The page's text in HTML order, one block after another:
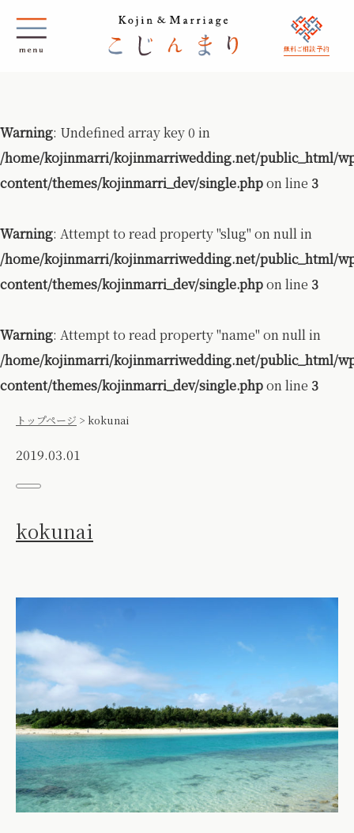
無料ご相談 予約
Warning: Undefined array key 0 in
/home/kojinmarri/kojinmarriwedding.net/public_html/
content/themes/kojinmarri_dev/single.phpon line 3
Warning: Attempt to read property "slug" on null in
/home/kojinmarri/kojinmarriwedding.net/public_html/
content/themes/kojinmarri_dev/single.phpon line 3
Warning: Attempt to read property "name" on null in
/home/kojinmarri/kojinmarriwedding.net/public_html/
content/themes/kojinmarri_dev/single.phpon line 3
トップページ > kokunai
2019.03.01
kokunai